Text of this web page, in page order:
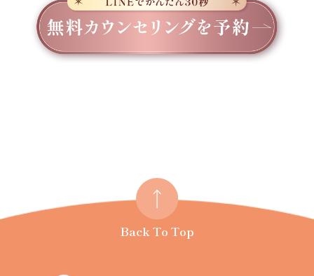
Back To Top